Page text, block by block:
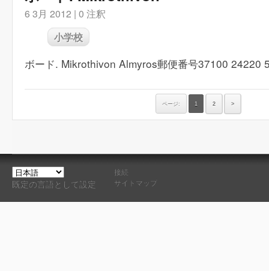
6 3月 2012 | 0 注釈
小学校
ボード. Mikrothivon Almyros郵便番号37100 24220
ページ: 1 2 >
既定の言語として設定
接続
サイトマップ